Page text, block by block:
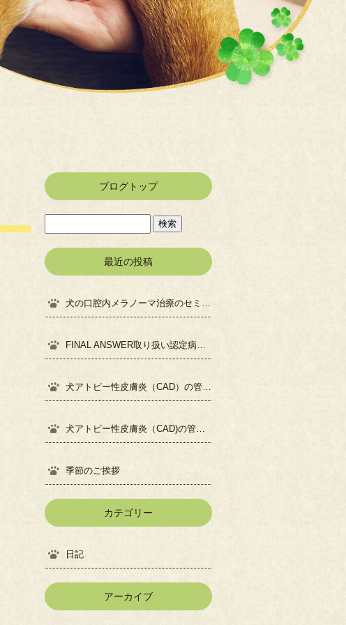
ブログトップ
最近の投稿
犬の口腔内メラノーマ治療のセミナーに参加してきました
FINAL ANSWER取り扱い認定病院になりました
犬アトピー性皮膚炎（CAD）の管理について②
犬アトピー性皮膚炎（CAD)の管理について①
季節のご挨拶
カテゴリー
日記
アーカイブ